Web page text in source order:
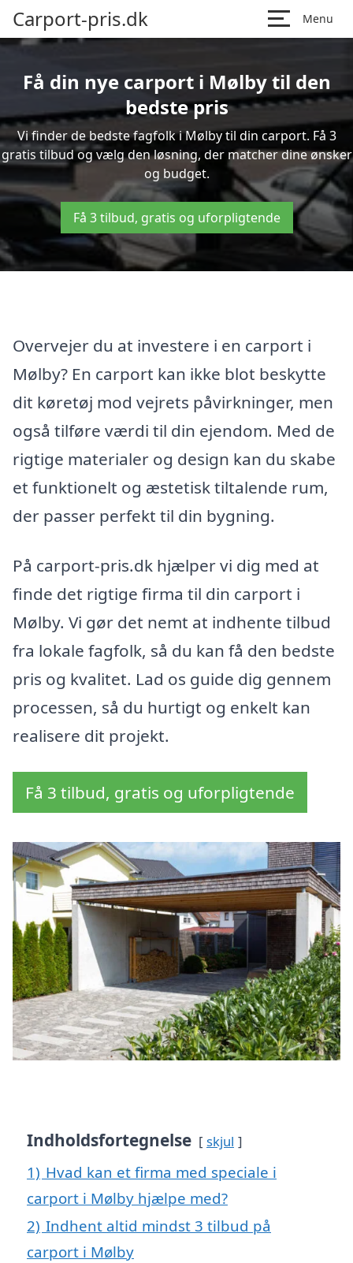
Carport-pris.dk Menu
Få din nye carport i Mølby til den
bedste pris
Vi finder de bedste fagfolk i Mølby til din carport. Få 3
gratis tilbud og vælg den løsning, der matcher dine ønsker
og budget.
Få 3 tilbud, gratis og uforpligtende
Overvejer du at investere i en carport i
Mølby? En carport kan ikke blot beskytte
dit køretøj mod vejrets påvirkninger, men
også tilføre værdi til din ejendom. Med de
rigtige materialer og design kan du skabe
et funktionelt og æstetisk tiltalende rum,
der passer perfekt til din bygning.
På carport-pris.dk hjælper vi dig med at
finde det rigtige firma til din carport i
Mølby. Vi gør det nemt at indhente tilbud
fra lokale fagfolk, så du kan få den bedste
pris og kvalitet. Lad os guide dig gennem
processen, så du hurtigt og enkelt kan
realisere dit projekt.
Få 3 tilbud, gratis og uforpligtende
Indholdsfortegnelse skjul
1) Hvad kan et firma med speciale i
carport i Mølby hjælpe med?
2) Indhent altid mindst 3 tilbud på
carport i Mølby